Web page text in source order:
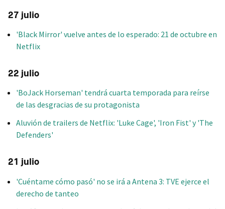
27 julio
'Black Mirror' vuelve antes de lo esperado: 21 de octubre en
Netflix
22 julio
'BoJack Horseman' tendrá cuarta temporada para reírse
de las desgracias de su protagonista
Aluvión de trailers de Netflix: 'Luke Cage', 'Iron Fist' y 'The
Defenders'
21 julio
'Cuéntame cómo pasó' no se irá a Antena 3: TVE ejerce el
derecho de tanteo